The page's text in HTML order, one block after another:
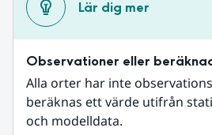
Lär dig mer
Observationer eller
Alla orter har inte
beräknas ett värde utifrån
och modelldata.